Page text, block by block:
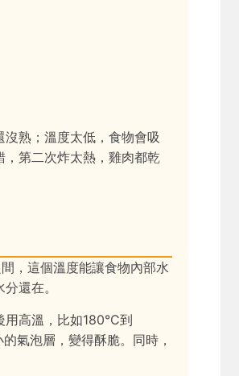
熟；溫度太低，食物會吸
第二次炸太熱，雞肉都乾
，這個溫度能讓食物內部水
還在。
高溫，比如180°C到
氣泡層，變得酥脆。同時，